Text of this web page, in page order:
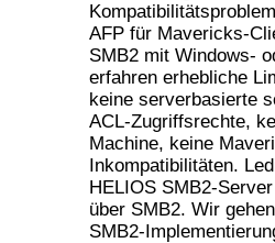
AFP für Mavericks-
SMB2 mit Windows-
erfahren erhebliche
keine serverbasierte
ACL-Zugriffsrechte,
Machine, keine
Inkompatibilitäten.
HELIOS SMB2-
über SMB2. Wir
SMB2-